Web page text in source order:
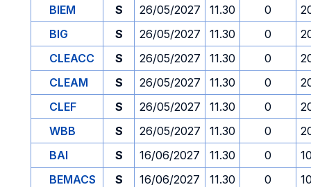
BIEM
S 26/05/2027 11.30 0
BIG
S 26/05/2027 11.30 0
CLEACC
S 26/05/2027 11.30 0
CLEAM
S 26/05/2027 11.30 0
CLEF
S 26/05/2027 11.30 0
WBB
S 26/05/2027 11.30 0
BAI
S 16/06/2027 11.30 0
BEMACS
S 16/06/2027 11.30 0